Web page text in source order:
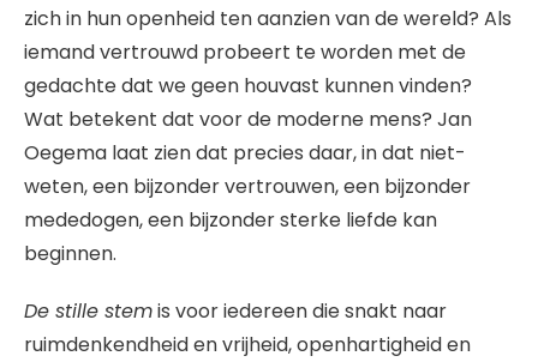
zich in hun openheid ten aanzien van de wereld? Als
iemand vertrouwd probeert te worden met de
gedachte dat we geen houvast kunnen vinden?
Wat betekent dat voor de moderne mens? Jan
Oegema laat zien dat precies daar, in dat niet-
weten, een bijzonder vertrouwen, een bijzonder
mededogen, een bijzonder sterke liefde kan
beginnen.
De stille stemis voor iedereen die snakt naar
ruimdenkendheid en vrijheid, openhartigheid en